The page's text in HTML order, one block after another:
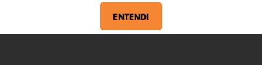
ENTENDI